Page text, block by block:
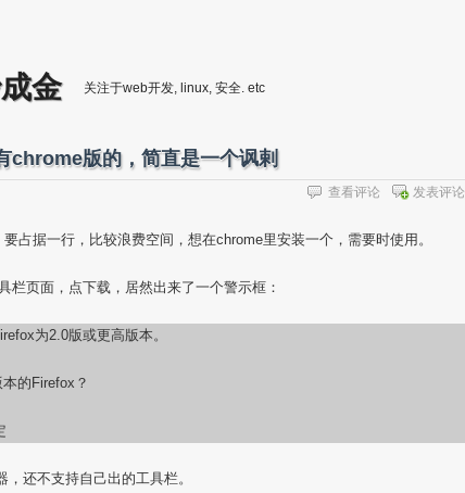
金 关注于web开发, linux, 安全. etc
chrome版的，简直是一个讽剌
发表评论
查看评论
占据一行，比较浪费空间，想在chrome里安装一个，需要时使用。
栏页面，点下载，居然出来了一个警示框：
为2.0版或更高版本。
的Firefox？
还不支持自己出的工具栏。